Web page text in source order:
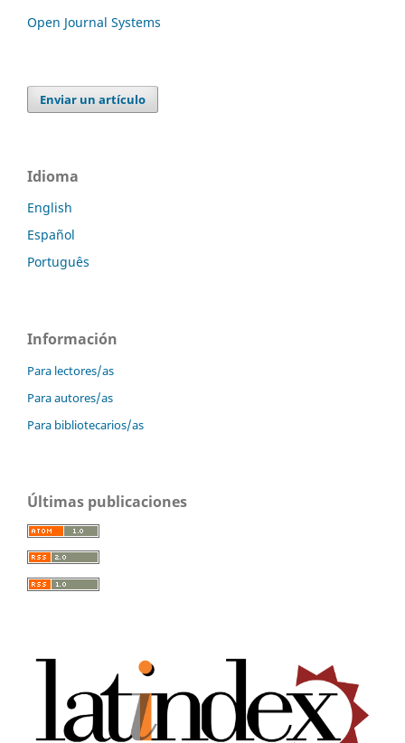
Open Journal Systems
Enviar un artículo
Idioma
English
Español
Português
Información
Para lectores/as
Para autores/as
Para bibliotecarios/as
Últimas publicaciones